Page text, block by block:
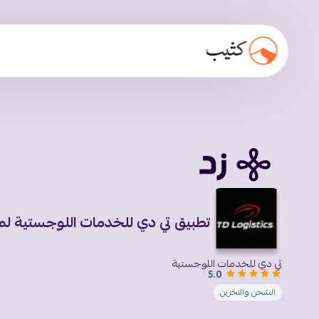
تطبيق تي دي للخدمات اللوجستية
تي دي للخدمات اللوجستية
5.0
الشحن والتخزين